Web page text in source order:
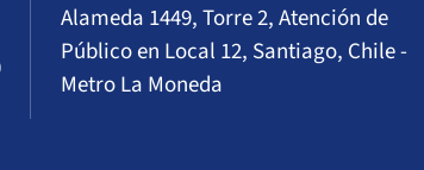
Alameda 1449, Torre 2, Atención de
Público en Local 12, Santiago, Chile -
Metro La Moneda